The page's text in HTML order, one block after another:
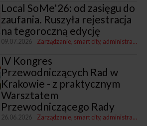
Local SoMe'26: od zasięgu do
zaufania. Ruszyła rejestracja
na tegoroczną edycję
09.07.2026 Zarządzanie, smart city, administracja
IV Kongres
Przewodniczących Rad w
Krakowie - z praktycznym
Warsztatem
Przewodniczącego Rady
26.06.2026 Zarządzanie, smart city, administracja